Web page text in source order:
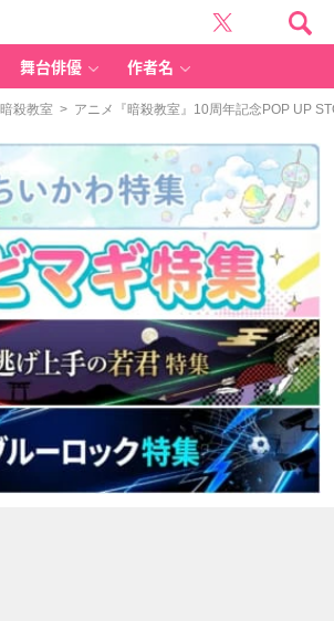
舞台俳優 作者名
暗殺教室 > アニメ『暗殺教室』10周年記念POP UP